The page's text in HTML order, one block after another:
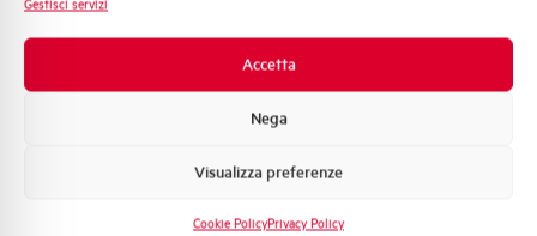
Gestisci servizi
Accetta
Nega
Visualizza preferenze
Cookie PolicyPrivacy Policy
50/60HZ
LS06K3010-AJ
Clicca qui per scaricare: Dichiarazione
Promozioni e offerte
Formazione tecnica
Voglio ricevere aggiornamenti, novità di